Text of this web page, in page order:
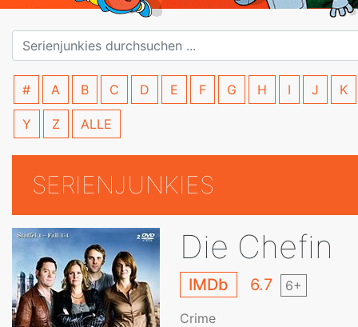
# A B C D E F G H I J K
Y Z ALLE
SERIENJUNKIES
Die Chefin
IMDb 6.7 6+
Crime